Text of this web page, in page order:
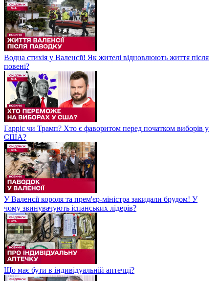
Водна стихія у Валенсії! Як жителі відновлюють життя після
повені?
Гарріс чи Трамп? Хто є фаворитом перед початком виборів у
США?
У Валенсії короля та прем'єр-міністра закидали брудом! У
чому звинувачують іспанських лідерів?
Що має бути в індивідуальній аптечці?